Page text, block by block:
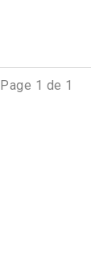
Page 1 de 1